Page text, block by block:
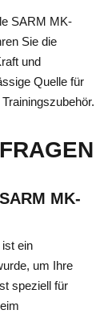
SARM MK-
Sie die
und
Quelle für
MK-
ein
um Ihre
speziell für